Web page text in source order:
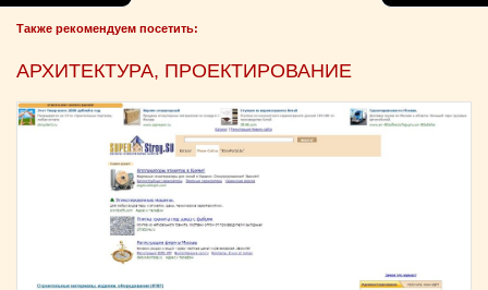
Также рекомендуем посетить:
АРХИТЕКТУРА, ПРОЕКТИРОВАНИЕ